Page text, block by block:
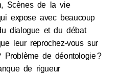
Scènes de la vie
expose avec beaucoup
dialogue et du débat
leur reprochez-vous sur
de déontologie ?
de rigueur